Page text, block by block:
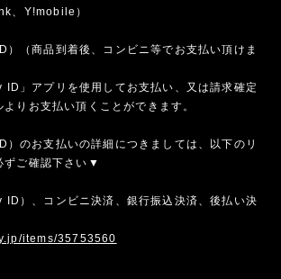
、Y!mobile）
）（商品到着後、コンビニ等でお支払い頂けま
」アプリを使用してお支払い、又は請求確定
りお支払い頂くことができます。
のお支払いの詳細につきましては、以下のリ
ずご確認下さい▼
ID）、コンビニ決済、銀行振込決済、後払い決
items/35753560